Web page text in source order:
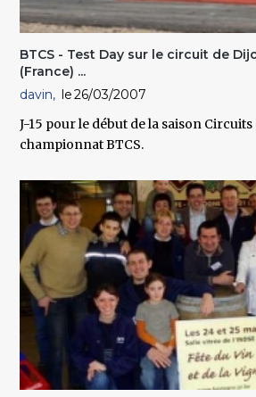
BTCS - Test Day sur le circuit de
(France) ...
davin
26/03/2007
J-15 pour le début de la saison
championnat BTCS.